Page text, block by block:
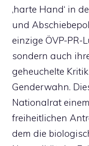
‚harte Hand‘ in
und
einzige ÖVP-PR-
sondern auch
geheuchelte
Genderwahn.
Nationalrat einem
freiheitlichen
dem die